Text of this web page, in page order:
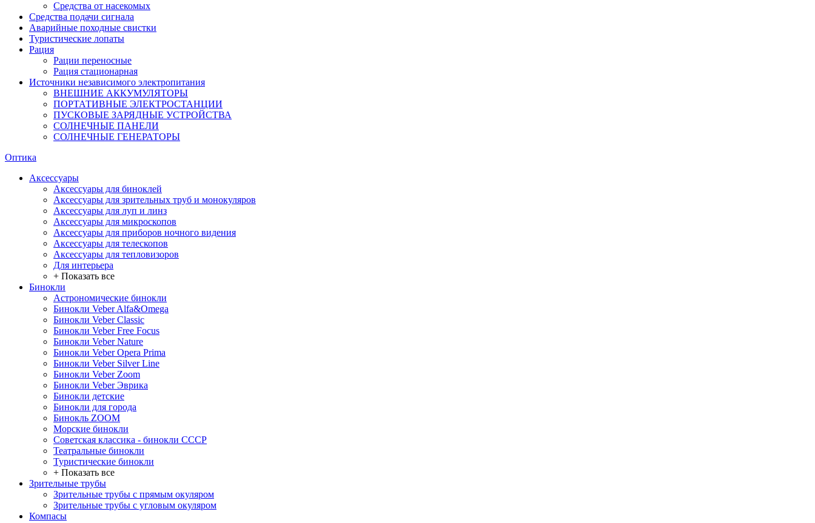
Средства от насекомых
Средства подачи сигнала
Аварийные походные свистки
Туристические лопаты
Рация
Рации переносные
Рация стационарная
Источники независимого электропитания
ВНЕШНИЕ АККУМУЛЯТОРЫ
ПОРТАТИВНЫЕ ЭЛЕКТРОСТАНЦИИ
ПУСКОВЫЕ ЗАРЯДНЫЕ УСТРОЙСТВА
СОЛНЕЧНЫЕ ПАНЕЛИ
СОЛНЕЧНЫЕ ГЕНЕРАТОРЫ
Оптика
Аксессуары
Аксессуары для биноклей
Аксессуары для зрительных труб и монокуляров
Аксессуары для луп и линз
Аксессуары для микроскопов
Аксессуары для приборов ночного видения
Аксессуары для телескопов
Аксессуары для тепловизоров
Для интерьера
+ Показать все
Бинокли
Астрономические бинокли
Бинокли Veber Alfa&Omega
Бинокли Veber Classic
Бинокли Veber Free Focus
Бинокли Veber Nature
Бинокли Veber Opera Prima
Бинокли Veber Silver Line
Бинокли Veber Zoom
Бинокли Veber Эврика
Бинокли детские
Бинокли для города
Бинокль ZOOM
Морские бинокли
Советская классика - бинокли СССР
Театральные бинокли
Туристические бинокли
+ Показать все
Зрительные трубы
Зрительные трубы с прямым окуляром
Зрительные трубы с угловым окуляром
Компасы